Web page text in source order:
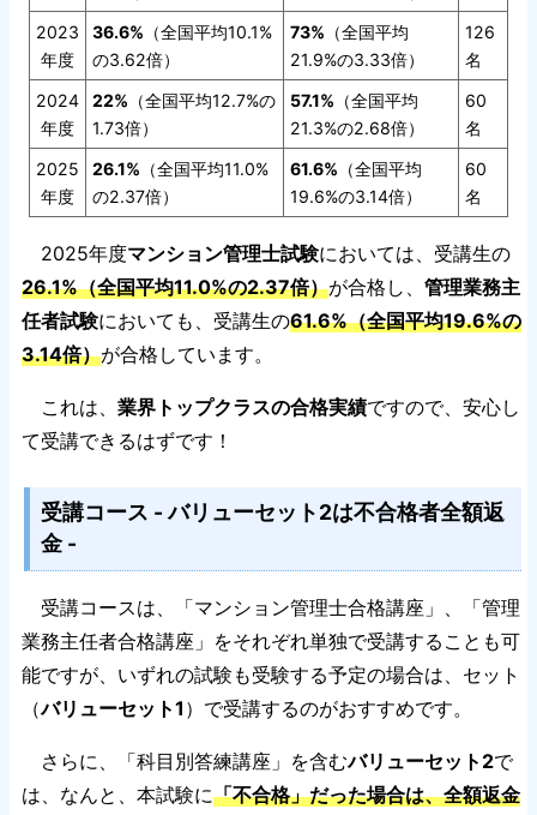
2023
年度
36.6% （全国平均10.1%
の3.62倍）
73% （全国平均
21.9%の3.33倍）
126
名
2024
年度
22% （全国平均12.7%の
1.73倍）
57.1% （全国平均
21.3%の2.68倍）
60
名
2025
年度
26.1% （全国平均11.0%
の2.37倍）
61.6% （全国平均
19.6%の3.14倍）
60
名
2025年度マンション管理士試験においては、受講生の
26.1%（全国平均11.0%の2.37倍）が合格し、 管理業務主
任者試験においても、受講生の61.6%（全国平均19.6%の
3.14倍）が合格しています。
これは、 業界トップクラスの合格実績ですので、安心し
て受講できるはずです！
受講コース - バリューセット2は不合格者全額返
金 -
受講コースは、「マンション管理士合格講座」、「管理
業務主任者合格講座」をそれぞれ単独で受講することも可
能ですが、いずれの試験も受験する予定の場合は、セット
（バリューセット1 ）で受講するのがおすすめです。
さらに、「科目別答練講座」を含むバリューセット2で
は、なんと、本試験に「不合格」だった場合は、全額返金